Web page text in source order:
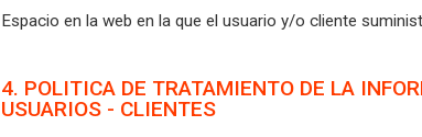
Espacio en la web en la que el usuario y/o cliente
4. POLITICA DE TRATAMIENTO DE LA
USUARIOS - CLIENTES